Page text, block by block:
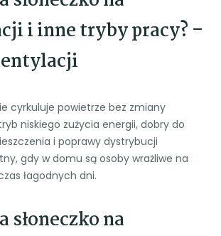
i inne tryby pracy? –
cyrkuluje powietrze bez zmiany
niskiego zużycia energii, dobry do
i poprawy dystrybucji
gdy w domu są osoby wrażliwe na
łagodnych dni.
słoneczko na